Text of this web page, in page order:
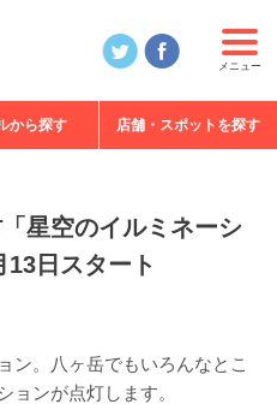
メニュー
から探す 店舗・スポットを探す
星空のイルミネーシ
13日スタート
ン。八ヶ岳でもいろんなとこ
ョンが点灯します。